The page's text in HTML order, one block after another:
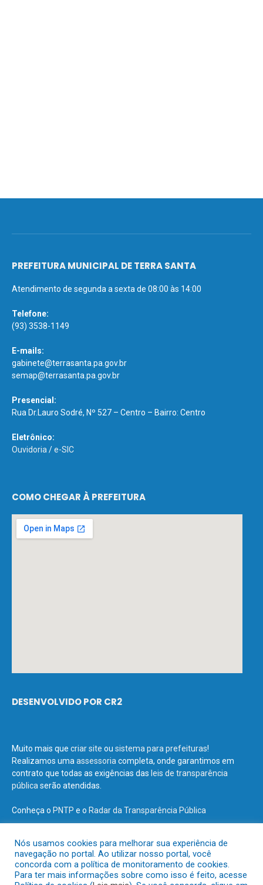
PREFEITURA MUNICIPAL DE TERRA SANTA
Atendimento de segunda a sexta de 08:00 às 14:00
Telefone:
(93) 3538-1149
E-mails:
gabinete@terrasanta.pa.gov.br
semap@terrasanta.pa.gov.br
Presencial:
Rua Dr.Lauro Sodré, Nº 527 – Centro – Bairro: Centro
Eletrônico:
Ouvidoria /e-SIC
COMO CHEGAR À PREFEITURA
DESENVOLVIDO POR CR2
Muito mais que criar site ou sistema para prefeituras!
Realizamos uma assessoria completa, onde garantimos em
contrato que todas as exigências das leis de transparência
pública serão atendidas.
Conheça o PNTP e o Radar da Transparência Pública
Todos os direitos reservados a Prefeitura Municipal de Terra Santa.
Nós usamos cookies para melhorar sua experiência de
navegação no portal. Ao utilizar nosso portal, você
concorda com a política de monitoramento de cookies.
Para ter mais informações sobre como isso é feito, acesse